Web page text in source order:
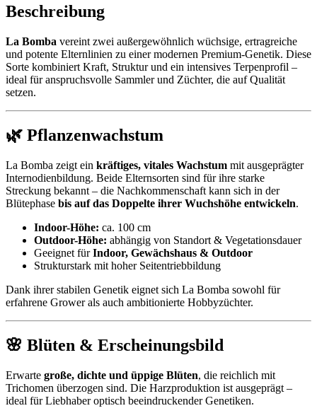
Beschreibung
La Bomba vereint zwei außergewöhnlich wüchsige, ertragreiche
und potente Elternlinien zu einer modernen Premium-Genetik. Diese
Sorte kombiniert Kraft, Struktur und ein intensives Terpenprofil –
ideal für anspruchsvolle Sammler und Züchter, die auf Qualität
setzen.
🌿 Pflanzenwachstum
La Bomba zeigt ein kräftiges, vitales Wachstum mit ausgeprägter
Internodienbildung. Beide Elternsorten sind für ihre starke
Streckung bekannt – die Nachkommenschaft kann sich in der
Blütephase bis auf das Doppelte ihrer Wuchshöhe entwickeln.
Indoor-Höhe: ca. 100 cm
Outdoor-Höhe: abhängig von Standort & Vegetationsdauer
Geeignet fürIndoor, Gewächshaus & Outdoor
Strukturstark mit hoher Seitentriebbildung
Dank ihrer stabilen Genetik eignet sich La Bomba sowohl für
erfahrene Grower als auch ambitionierte Hobbyzüchter.
🌸 Blüten & Erscheinungsbild
Erwarte große, dichte und üppige Blüten, die reichlich mit
Trichomen überzogen sind. Die Harzproduktion ist ausgeprägt –
ideal für Liebhaber optisch beeindruckender Genetiken.